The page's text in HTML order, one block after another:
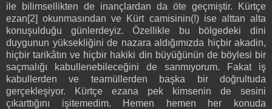
ile bilimsellikten de inançlardan da öte geçmiştir. Kürtçe
ezan[2] okunmasından ve Kürt camisinin(!) ise alttan alta
konuşulduğu günlerdeyiz. Özellikle bu bölgedeki dini
duygunun yüksekliğini de nazara aldığımızda hiçbir akadin,
hiçbir tarikâtın ve hiçbir hakiki din büyüğünün de böylesi bir
saçmalığı kabullenebileceğini de sanmıyorum. Fakat iş
kabullerden ve teamüllerden başka bir doğrultuda
gerçekleşiyor. Kürtçe ezana pek kimsenin de sesini
çıkarttığını işitemedim. Hemen hemen her konuda